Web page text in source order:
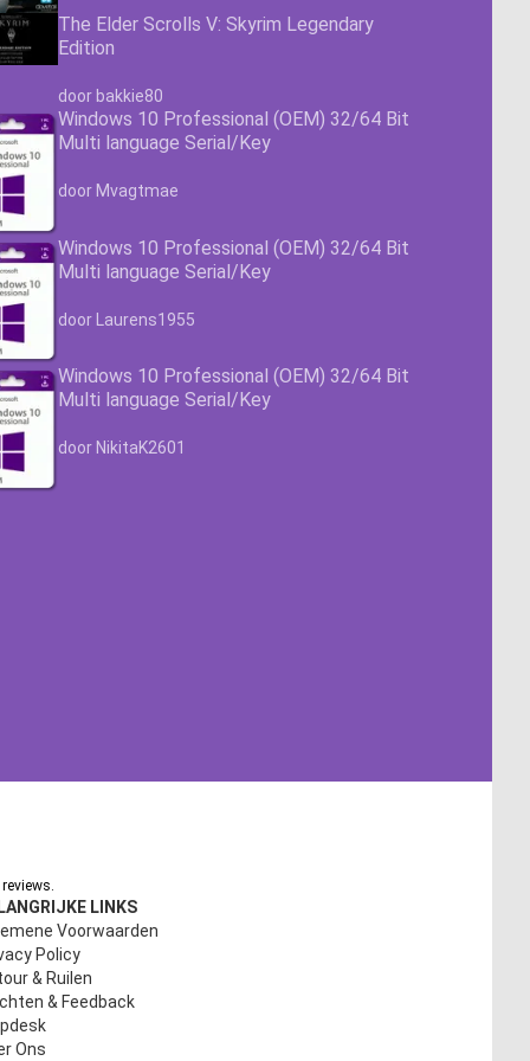
The Elder Scrolls V: Skyrim Legendary
Edition
Waardering4.63
door bakkie80
Windows 10 Professional (OEM) 32/64 Bit
Multi language Serial/Key
Waardering4.63
door Mvagtmae
Windows 10 Professional (OEM) 32/64 Bit
Multi language Serial/Key
Waardering4.63uit 5
door Laurens1955
Windows 10 Professional (OEM) 32/64 Bit
Multi language Serial/Key
Waardering4.63
door NikitaK2601
LINKS
Voorwaarden
Policy
& Ruilen
& Feedback
Ons